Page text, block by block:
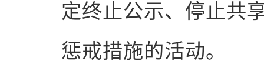
定终止公示、停止共
惩戒措施的活动。